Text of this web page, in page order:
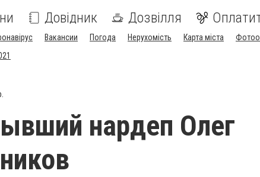
Довідник Дозвілля
Вакансии Погода Нерухомість Карта міста
нардеп Олег